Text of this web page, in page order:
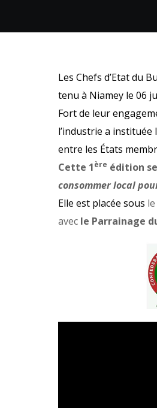
Les Chefs d’Etat du
tenu à Niamey le 06
Fort de leur
l’industrie a instituée
entre les États
Cette 1ère édition
consommer local
Elle est placée sous le
avec le Parrainage